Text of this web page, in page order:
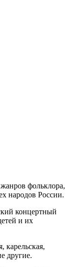
фольклора,
народов России.
концертный
и их
карельская,
другие.